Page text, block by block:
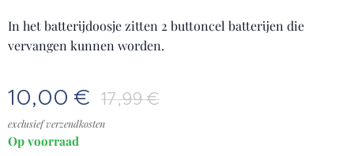
In het batterijdoosje zitten 2 buttoncel batterijen die
vervangen kunnen worden.
10,00 € 17,99€
exclusief verzendkosten
Op voorraad